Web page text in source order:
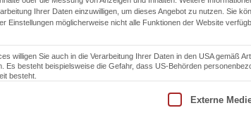
Ihrer Daten einzuwilligen, um dieses Angebot zu nutzen. Sie
Einstellungen möglicherweise nicht alle Funktionen der Website
willigen Sie auch in die Verarbeitung Ihrer Daten in den USA gemäß
besteht beispielsweise die Gefahr, dass US-Behörden
besteht.
Die erste Service-Gruppe ist essenziell
Externe